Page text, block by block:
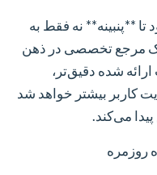
**پنبینه** نه فقط به
یک مرجع تخصصی در ذهن
شده دقیق‌تر،
کاربر بیشتر خواهد شد
می‌کند.
روزمره